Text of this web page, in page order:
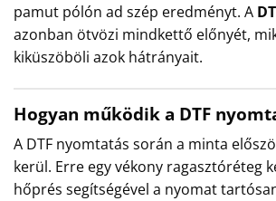
pamut pólón ad szép eredményt. A
azonban ötvözi mindkettő előnyét,
kiküszöböli azok hátrányait.
Hogyan működik a DTF
A DTF nyomtatás során a minta
kerül. Erre egy vékony ragasztóréteg
hőprés segítségével a nyomat